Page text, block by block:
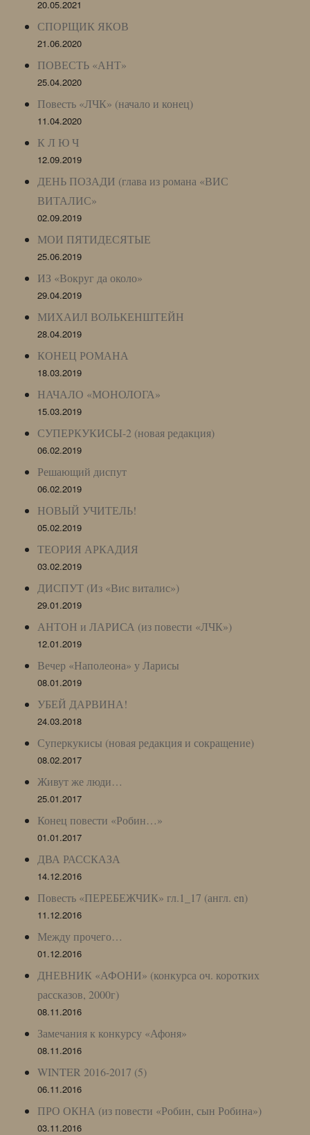
20.05.2021
СПОРЩИК ЯКОВ
21.06.2020
ПОВЕСТЬ «АНТ»
25.04.2020
Повесть «ЛЧК» (начало и конец)
11.04.2020
К Л Ю Ч
12.09.2019
ДЕНЬ ПОЗАДИ (глава из романа «ВИС
ВИТАЛИС»
02.09.2019
МОИ ПЯТИДЕСЯТЫЕ
25.06.2019
ИЗ «Вокруг да около»
29.04.2019
МИХАИЛ ВОЛЬКЕНШТЕЙН
28.04.2019
КОНЕЦ РОМАНА
18.03.2019
НАЧАЛО «МОНОЛОГА»
15.03.2019
СУПЕРКУКИСЫ-2 (новая редакция)
06.02.2019
Решающий диспут
06.02.2019
НОВЫЙ УЧИТЕЛЬ!
05.02.2019
ТЕОРИЯ АРКАДИЯ
03.02.2019
ДИСПУТ (Из «Вис виталис»)
29.01.2019
АНТОН и ЛАРИСА (из повести «ЛЧК»)
12.01.2019
Вечер «Наполеона» у Ларисы
08.01.2019
УБЕЙ ДАРВИНА!
24.03.2018
Суперкукисы (новая редакция и сокращение)
08.02.2017
Живут же люди…
25.01.2017
Конец повести «Робин…»
01.01.2017
ДВА РАССКАЗА
14.12.2016
Повесть «ПЕРЕБЕЖЧИК» гл.1_17 (англ. en)
11.12.2016
Между прочего…
01.12.2016
ДНЕВНИК «АФОНИ» (конкурса оч. коротких
рассказов, 2000г)
08.11.2016
Замечания к конкурсу «Афоня»
08.11.2016
WINTER 2016-2017 (5)
06.11.2016
ПРО ОКНА (из повести «Робин, сын Робина»)
03.11.2016